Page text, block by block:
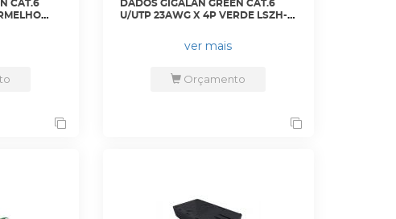
CAT.6
DADOS GIGALAN GREEN CAT.6
U/UTP 23AWG X 4P VERDE LSZH-3
ver mais
Orçamento